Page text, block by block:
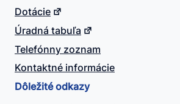
Dotácie
Úradná tabuľa
Telefónny zoznam
Kontaktné informácie
Dôležité odkazy